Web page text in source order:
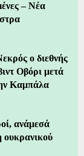
– Νέα
ο διεθνής
Οβόρι μετά
Καμπάλα
ανάμεσά
ουκρανικού